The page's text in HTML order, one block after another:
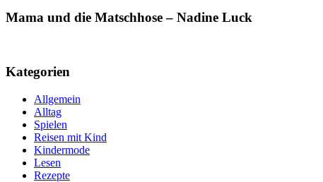
Mama und die Matschhose – Nadine Luck
Kategorien
Allgemein
Alltag
Spielen
Reisen mit Kind
Kindermode
Lesen
Rezepte